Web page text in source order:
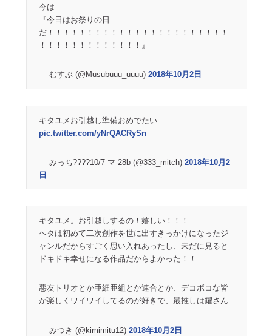
今は
『今日はお祭りの日
だ！！！！！！！！！！！！！！！！！！！！！！！
！！！！！！！！！！！！！』
— むすぶ (@Musubuuu_uuuu) 2018年10月2日
キタユメお引越し準備おめでたい
pic.twitter.com/yNrQACRySn
— みっち????10/7 マ-28b (@333_mitch) 2018年10月2
日
キタユメ。お引越しするの！嬉しい！！！
ヘタは初めて二次創作を世に出すきっかけになったジ
ャンルだからすごく思い入れあったし、未だに見ると
ドキドキ幸せになる作品だからよかった！！
悪友トリオとか亜細亜組とか連合とか、デコボコな皆
が楽しくワイワイしてるのが好きで、最推しは耀さん
— みつき (@kimimitu12) 2018年10月2日